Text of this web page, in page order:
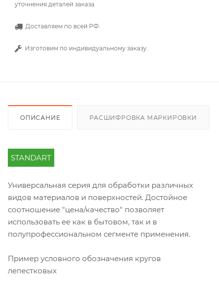
уточнения деталей заказа.
Доставляем по всей РФ.
Изготовим по индивидуальному заказу.
ОПИСАНИЕ РАСШИФРОВКА МАРКИРОВКИ
STANDART
Универсальная серия для обработки различных
видов материалов и поверхностей. Достойное
соотношение "цена/качество" позволяет
использовать ее как в бытовом, так и в
полупрофессиональном сегменте применения.
Пример условного обозначения кругов
лепестковых